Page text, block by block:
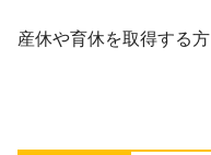
産休や育休を取得する